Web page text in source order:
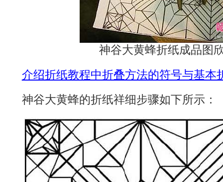
神谷大黄蜂折纸成品图
介绍折纸教程中折叠方法的符号与基本
神谷大黄蜂的折纸祥细步骤如下所示：